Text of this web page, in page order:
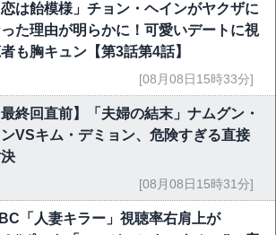
恋は飴模様」チョン・ヘインがヤクザに
た理由が明らかに！可愛いデートに視
も胸キュン【第3話第4話】
[08月08日15時33分]
最終回直前】「夫婦の結末」ナムグン・
ンVSキム・デミョン、危険すぎる直接
[08月08日15時31分]
「人妻キラー」視聴率右肩上が